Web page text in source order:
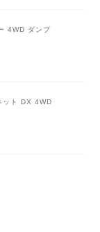
4WD ダンプ
ト DX 4WD